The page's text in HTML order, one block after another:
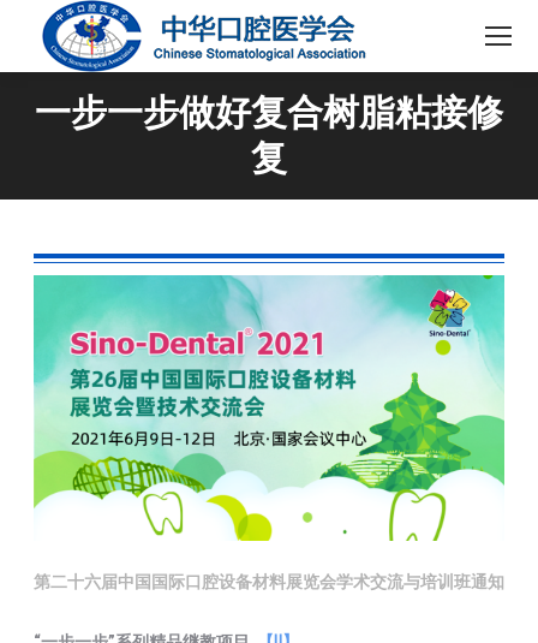
一步一步做好复合树脂粘接修
复
第二十六届中国国际口腔设备材料展览会学术交流与培训班通知